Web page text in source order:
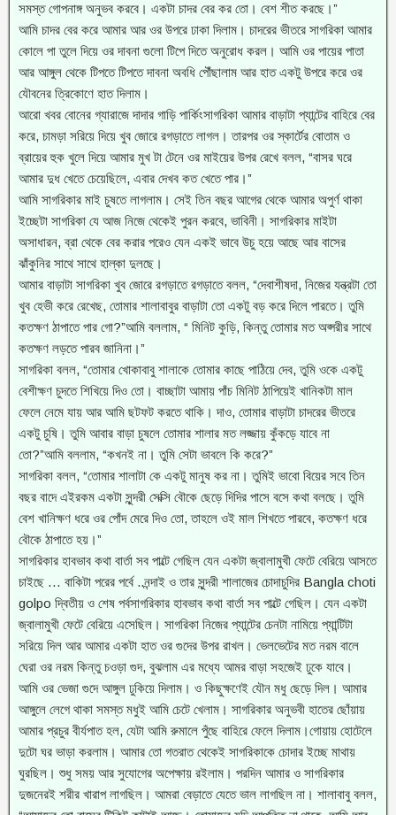
সমস্ত গোপনাঙ্গ অনুভব করবে। একটা চাদর বের কর তো। বেশ শীত করছে।”
আমি চাদর বের করে আমার আর ওর উপরে ঢাকা দিলাম। চাদরের ভীতরে সাগরিকা আমার
কোলে পা তুলে দিয়ে ওর দাবনা গুলো টিপে দিতে অনুরোধ করল। আমি ওর পায়ের পাতা
আর আঙ্গুল থেকে টিপতে টিপতে দাবনা অবধি পৌঁছালাম আর হাত একটু উপরে করে ওর
যৌবনের ত্রিকোণে হাত দিলাম।
আরো খবর বোনের গ্যারাজে দাদার গাড়ি পার্কিংসাগরিকা আমার বাড়াটা প্যান্টের বাহিরে বের
করে, চামড়া সরিয়ে দিয়ে খুব জোরে রগড়াতে লাগল। তারপর ওর স্কার্টের বোতাম ও
ব্রায়ের হুক খুলে দিয়ে আমার মুখ টা টেনে ওর মাইয়ের উপর রেখে বলল, “বাসর ঘরে
আমার দুধ খেতে চেয়েছিলে, এবার দেখব কত খেতে পার।”
আমি সাগরিকার মাই চুষতে লাগলাম। সেই তিন বছর আগের থেকে আমার অপুর্ণ থাকা
ইচ্ছেটা সাগরিকা যে আজ নিজে থেকেই পুরন করবে, ভাবিনী। সাগরিকার মাইটা
অসাধারন, ব্রা থেকে বের করার পরেও যেন একই ভাবে উচু হয়ে আছে আর বাসের
ঝাঁকুনির সাথে সাথে হাল্কা দুলছে।
আমার বাড়াটা সাগরিকা খুব জোরে রগড়াতে রগড়াতে বলল, “দেবাশীষদা, নিজের যন্ত্রটা তো
খুব হেভী করে রেখেছ, তোমার শালাবাবুর বাড়াটা তো একটু বড় করে দিলে পারতে। তুমি
কতক্ষণ ঠাপাতে পার গো?”আমি বললাম, “ মিনিট কুড়ি, কিন্তু তোমার মত অপ্সরীর সাথে
কতক্ষণ লড়তে পারব জানিনা।”
সাগরিকা বলল, “তোমার খোকাবাবু শালাকে তোমার কাছে পাঠিয়ে দেব, তুমি ওকে একটু
বেশীক্ষণ চুদতে শিখিয়ে দিও তো। বাচ্ছাটা আমায় পাঁচ মিনিট ঠাপিয়েই খানিকটা মাল
ফেলে নেমে যায় আর আমি ছটফট করতে থাকি। দাও, তোমার বাড়াটা চাদরের ভীতরে
একটু চুষি। তুমি আবার বাড়া চুষলে তোমার শালার মত লজ্জায় কুঁকড়ে যাবে না
তো?”আমি বললাম, “কখনই না। তুমি সেটা ভাবলে কি করে?”
সাগরিকা বলল, “তোমার শালাটা কে একটু মানুষ কর না। তুমিই ভাবো বিয়ের সবে তিন
বছর বাদে এইরকম একটা সুন্দরী সেক্সি বৌকে ছেড়ে দিদির পাসে বসে কথা বলছে। তুমি
বেশ খানিক্ষণ ধরে ওর পোঁদ মেরে দিও তো, তাহলে ওই মাল শিখতে পারবে, কতক্ষণ ধরে
বৌকে ঠাপাতে হয়।”
সাগরিকার হাবভাব কথা বার্তা সব পাল্টে গেছিল যেন একটা জ্বালামুখী ফেটে বেরিয়ে আসতে
চাইছে … বাকিটা পরের পর্বে ..নন্দাই ও তার সুন্দরী শালাজের চোদাচুদির Bangla choti
golpo দ্বিতীয় ও শেষ পর্বসাগরিকার হাবভাব কথা বার্তা সব পাল্টে গেছিল। যেন একটা
জ্বালামুখী ফেটে বেরিয়ে এসেছিল। সাগরিকা নিজের প্যান্টের চেনটা নামিয়ে প্যান্টিটা
সরিয়ে দিল আর আমার একটা হাত ওর গুদের উপর রাখল। ভেলভেটের মত নরম বালে
ঘেরা ওর নরম কিন্তু চওড়া গুদ, বুঝলাম এর মধ্যে আমর বাড়া সহজেই ঢুকে যাবে।
আমি ওর ভেজা গুদে আঙ্গুল ঢুকিয়ে দিলাম। ও কিছুক্ষণেই যৌন মধু ছেড়ে দিল। আমার
আঙ্গুলে লেগে থাকা সমস্ত মধুই আমি চেটে খেলাম। সাগরিকার অনুভবী হাতের ছোঁয়ায়
আমার প্রচুর বীর্যপাত হল, যেটা আমি রুমালে পুঁছে বাহিরে ফেলে দিলাম।গোয়ায় হোটেলে
দুটো ঘর ভাড়া করলাম। আমার তো গতরাত থেকেই সাগরিকাকে চোদার ইচ্ছে মাথায়
ঘুরছিল। শুধু সময় আর সুযোগের অপেক্ষায় রইলাম। পরদিন আমার ও সাগরিকার
দুজনেরই শরীর খারাপ লাগছিল। আমরা বেড়াতে যেতে ভাল লাগছিল না। শালাবাবু বলল,